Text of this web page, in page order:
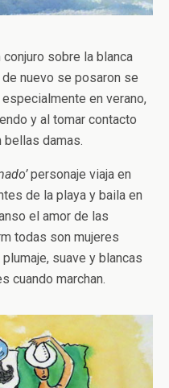
sobre la blanca
nuevo se posaron se
en verano,
y al tomar contacto
bellas damas.
personaje viaja en
de la playa y baila en
el amor de las
todas son mujeres
suave y blancas
cuando marchan.